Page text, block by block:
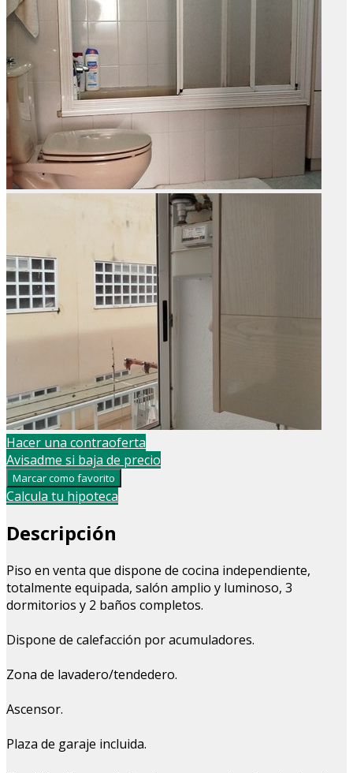
Hacer una contraoferta
Avisadme si baja de precio
Marcar como favorito
Calcula tu hipoteca
Descripción
Piso en venta que dispone de cocina independiente,
totalmente equipada, salón amplio y luminoso, 3
dormitorios y 2 baños completos.
Dispone de calefacción por acumuladores.
Zona de lavadero/tendedero.
Ascensor.
Plaza de garaje incluida.